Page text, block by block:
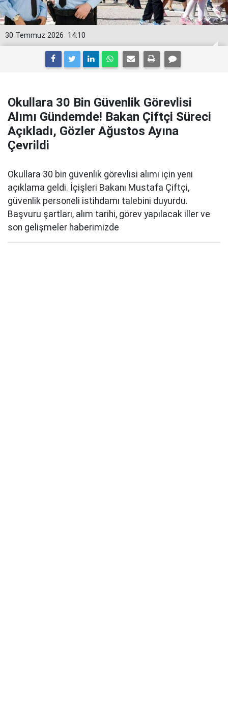
14:10
30 Temmuz 2026
Okullara 30 Bin Güvenlik Görevlisi
Alımı Gündemde! Bakan Çiftçi Süreci
Açıkladı, Gözler Ağustos Ayına
Çevrildi
Okullara 30 bin güvenlik görevlisi alımı için yeni
açıklama geldi. İçişleri Bakanı Mustafa Çiftçi,
güvenlik personeli istihdamı talebini duyurdu.
Başvuru şartları, alım tarihi, görev yapılacak iller ve
son gelişmeler haberimizde